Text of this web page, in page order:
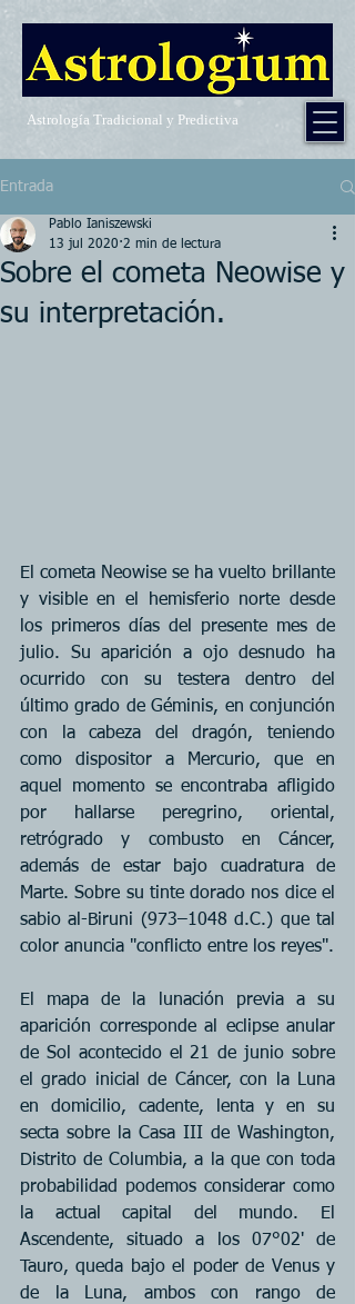
Astrología Tradicional y Predictiva
Entrada
Sobre el cometa Neowise y
su interpretación.
Pablo Ianiszewski
13 jul 2020 2 min de lectura
El cometa Neowise se ha vuelto brillante
y visible en el hemisferio norte desde
los primeros días del presente mes de
julio. Su aparición a ojo desnudo ha
ocurrido con su testera dentro del
último grado de Géminis, en conjunción
con la cabeza del dragón, teniendo
como dispositor a Mercurio, que en
aquel momento se encontraba afligido
por hallarse peregrino, oriental,
retrógrado y combusto en Cáncer,
además de estar bajo cuadratura de
Marte. Sobre su tinte dorado nos dice el
sabio al-Biruni (973–1048 d.C.) que tal
color anuncia "conflicto entre los reyes".
El mapa de la lunación previa a su
aparición corresponde al eclipse anular
de Sol acontecido el 21 de junio sobre
el grado inicial de Cáncer, con la Luna
en domicilio, cadente, lenta y en su
secta sobre la Casa III de Washington,
Distrito de Columbia, a la que con toda
probabilidad podemos considerar como
la actual capital del mundo. El
Ascendente, situado a los 07°02' de
Tauro, queda bajo el poder de Venus y
de la Luna, ambos con rango de